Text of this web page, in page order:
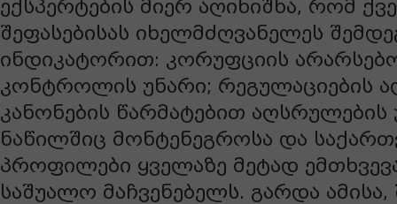
ექსპერტების მიერ აღინიშნა, რომ
შეფასებისას იხელმძღვანელეს
ინდიკატორით: კორუფციის
კონტროლის უნარი; რეგულაციების
კანონების წარმატებით აღსრულების
ნაწილშიც მონტენეგროსა და
პროფილები ყველაზე მეტად
საშუალო მაჩვენებელს. გარდა ამისა,